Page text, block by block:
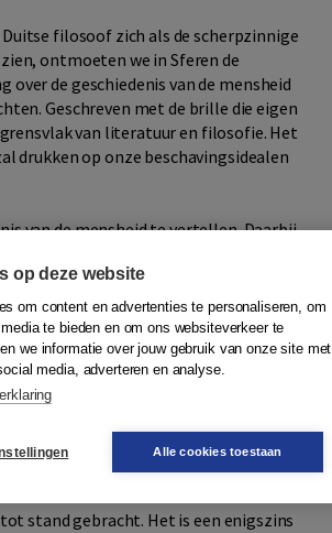
filosoof zich als de scherpzinnige
ontmoeten we in Sferen de
de geschiedenis van de mensheid
Geschreven met de brille die eigen
van literatuur en filosofie. Het
drukken op onze beschavingsidealen
van de mensheid te vertellen. Daarbij
Voor de auteur is de vraag
besef gekomen zijn dat ze op een
moeten maken? Om deze vraag te
is vóór alles een ‘sferen-bouwer’,
zich met sferen (je huis, je stuk
tegen de wereld, maar ook om die
boek tot een aantrekkelijk geheel
de vroegste mensenculturen en
we innemen op deze aarde.
stand gebracht. Het is een enigszins
op deze website
om content en advertenties te personaliseren, om
te bieden en om ons websiteverkeer te
we informatie over jouw gebruik van onze site met
media, adverteren en analyse.
Alle cookies toestaan